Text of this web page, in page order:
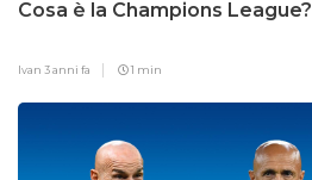
Cosa è la Champions League?
Ivan 3 anni fa 1 min